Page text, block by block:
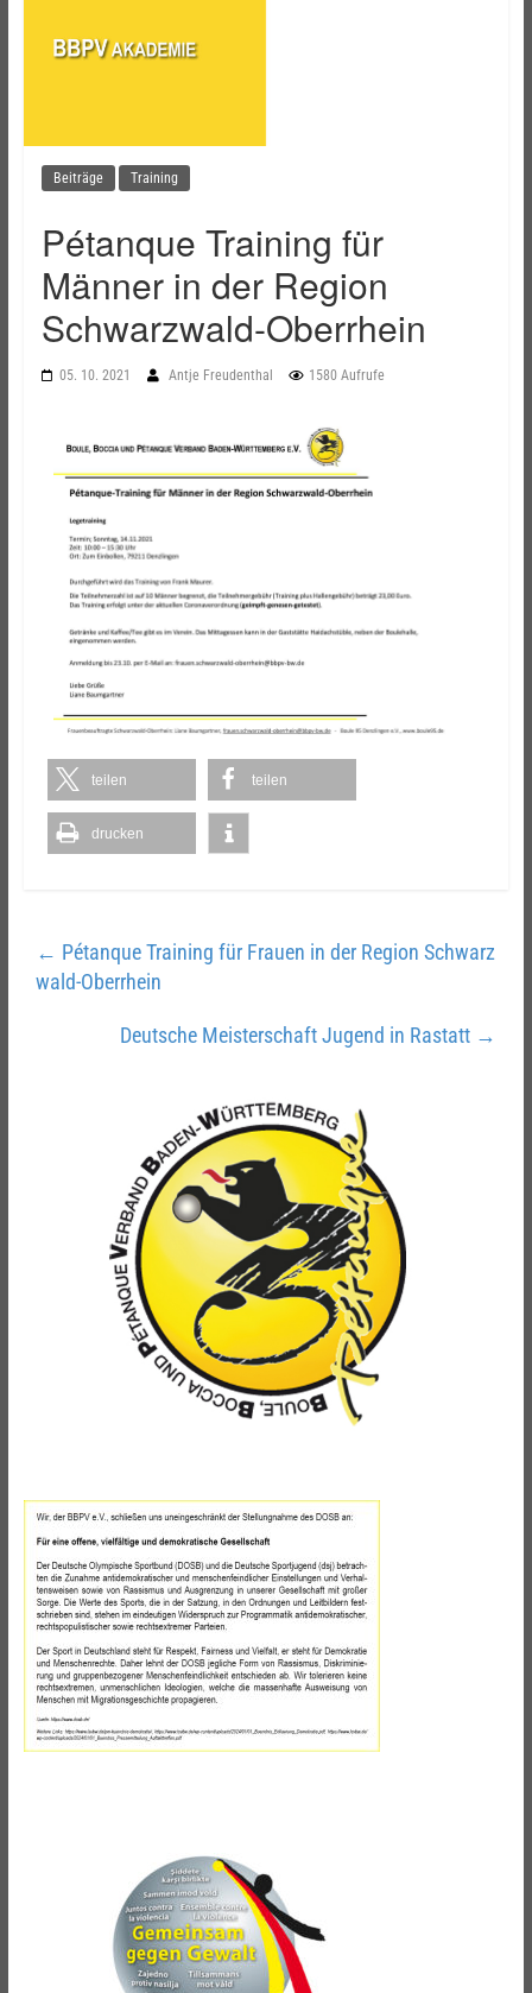
Beiträge Training
Pétanque Training für
Männer in der Region
Schwarzwald-Oberrhein
05. 10. 2021 Antje Freudenthal 1580 Aufrufe
teilen teilen
drucken
← Pétanque Training für Frauen in der Region Schwarz
wald-Oberrhein
Deutsche Meisterschaft Jugend in Rastatt →